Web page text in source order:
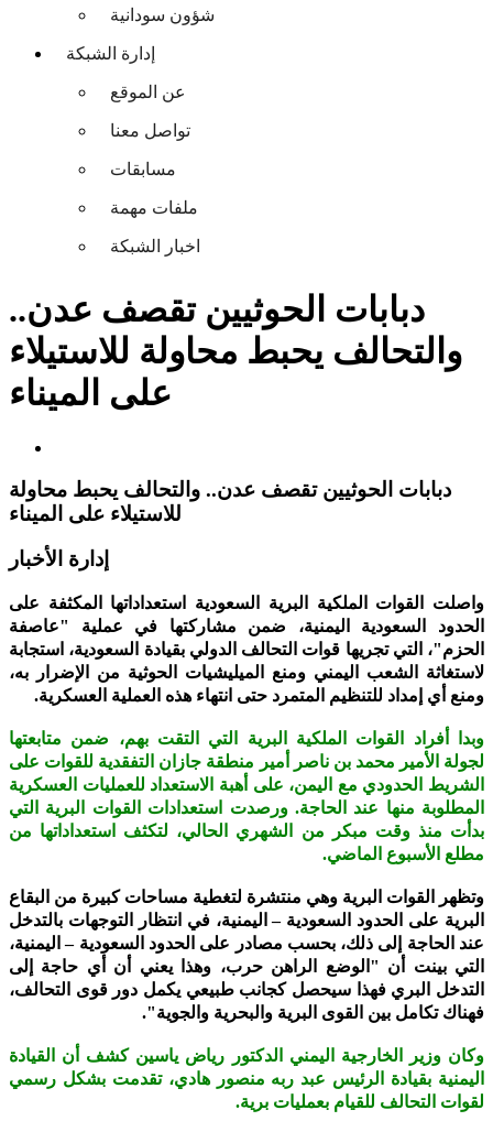
شؤون سودانية
إدارة الشبكة
عن الموقع
تواصل معنا
مسابقات
ملفات مهمة
اخبار الشبكة
دبابات الحوثيين تقصف عدن..
والتحالف يحبط محاولة للاستيلاء
على الميناء
دبابات الحوثيين تقصف عدن.. والتحالف يحبط محاولة
للاستيلاء على الميناء
إدارة الأخبار
واصلت القوات الملكية البرية السعودية استعداداتها المكثفة على
الحدود السعودية اليمنية، ضمن مشاركتها في عملية "عاصفة
الحزم"، التي تجريها قوات التحالف الدولي بقيادة السعودية، استجابة
لاستغاثة الشعب اليمني ومنع الميليشيات الحوثية من الإضرار به،
ومنع أي إمداد للتنظيم المتمرد حتى انتهاء هذه العملية العسكرية.
وبدا أفراد القوات الملكية البرية التي التقت بهم، ضمن متابعتها
لجولة الأمير محمد بن ناصر أمير منطقة جازان التفقدية للقوات على
الشريط الحدودي مع اليمن، على أهبة الاستعداد للعمليات العسكرية
المطلوبة منها عند الحاجة. ورصدت استعدادات القوات البرية التي
بدأت منذ وقت مبكر من الشهري الحالي، لتكثف استعداداتها من
مطلع الأسبوع الماضي.
وتظهر القوات البرية وهي منتشرة لتغطية مساحات كبيرة من البقاع
البرية على الحدود السعودية – اليمنية، في انتظار التوجهات بالتدخل
عند الحاجة إلى ذلك، بحسب مصادر على الحدود السعودية – اليمنية،
التي بينت أن "الوضع الراهن حرب، وهذا يعني أن أي حاجة إلى
التدخل البري فهذا سيحصل كجانب طبيعي يكمل دور قوى التحالف،
فهناك تكامل بين القوى البرية والبحرية والجوية".
وكان وزير الخارجية اليمني الدكتور رياض ياسين كشف أن القيادة
اليمنية بقيادة الرئيس عبد ربه منصور هادي، تقدمت بشكل رسمي
لقوات التحالف للقيام بعمليات برية.